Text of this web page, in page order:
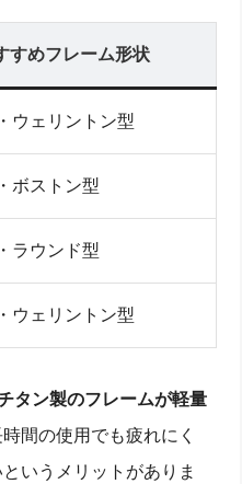
すめフレーム形状
ウェリントン型
ボストン型
ラウンド型
ウェリントン型
タン製のフレームが軽量
間の使用でも疲れにく
いうメリットがありま